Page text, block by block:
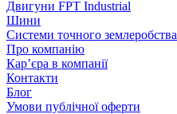
Двигуни FPT Industrial
Шини
Системи точного землеробства
Про компанію
Кар’єра в компанії
Контакти
Блог
Умови публічної оферти